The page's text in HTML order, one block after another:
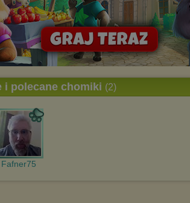
i polecane chomiki (2)
Fafner75